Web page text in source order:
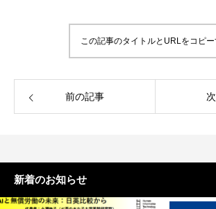
この記事のタイトルとURLをコピー
前の記事
新着のお知らせ